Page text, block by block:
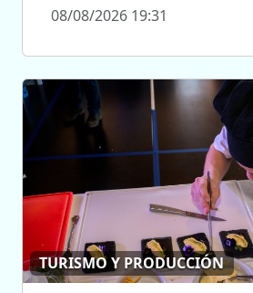
08/08/2026 19:31
TURISMO Y PRODUCCIÓN